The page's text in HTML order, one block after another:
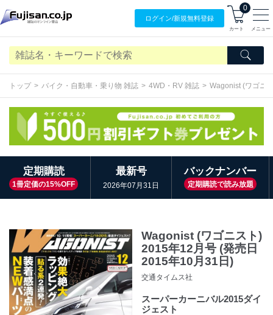
ログイン/新規無料登録
0
カート メニュー
トップ バイク・自動車・乗り物 雑誌 4WD・RV 雑誌 Wagonist (ワゴニ
定期購読
1冊定価の15%OFF
最新号
2026年07月31日
バックナンバー
定期購読で読み放題
Wagonist (ワゴニスト)
2015年12月号 (発売日
2015年10月31日)
交通タイムス社
スーパーカーニバル2015ダイ
ジェスト